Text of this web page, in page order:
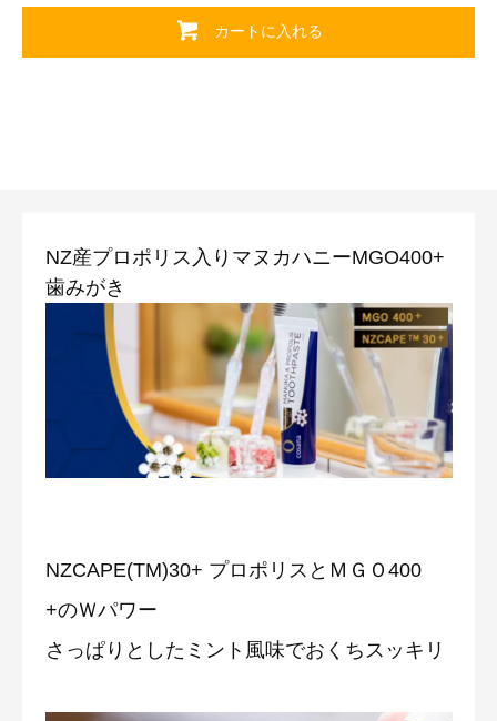
カートに入れる
NZ産プロポリス入りマヌカハニーMGO400+
歯みがき
NZCAPE(TM)30+ プロポリスとＭＧＯ400
+のＷパワー
さっぱりとしたミント風味でおくちスッキリ